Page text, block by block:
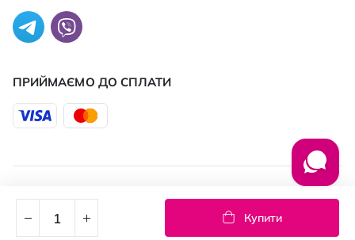
Купити
ПРИЙМАЄМО ДО CПЛАТИ
© 2026 PROSTOR